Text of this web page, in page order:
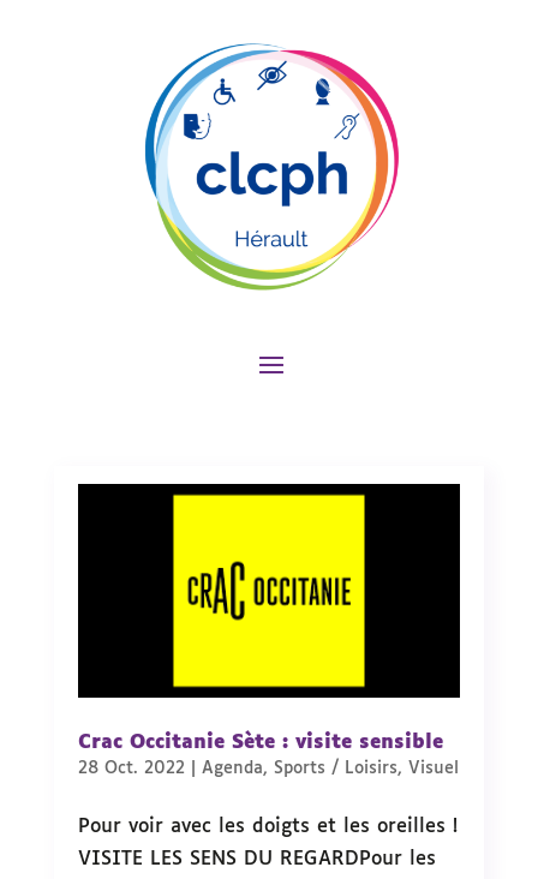
Crac Occitanie Sète : visite sensible
28 Oct. 2022| Agenda, Sports / Loisirs, Visuel
Pour voir avec les doigts et les oreilles !
VISITE LES SENS DU REGARDPour les